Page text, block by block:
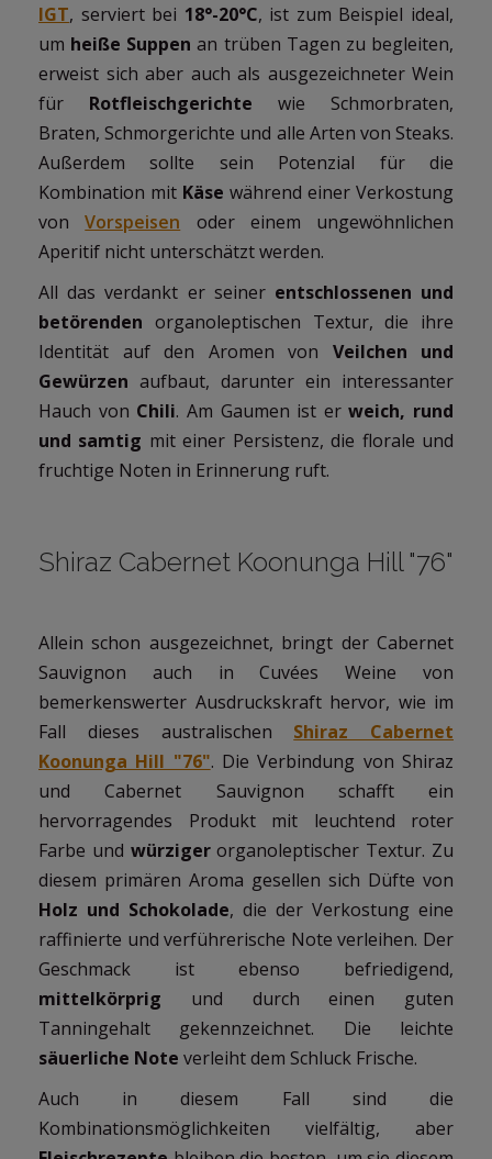
IGT, serviert bei 18°-20°C, ist zum Beispiel ideal,
um heiße Suppen an trüben Tagen zu begleiten,
erweist sich aber auch als ausgezeichneter Wein
für Rotfleischgerichte wie Schmorbraten,
Braten, Schmorgerichte und alle Arten von Steaks.
Außerdem sollte sein Potenzial für die
Kombination mit Käse während einer Verkostung
vonVorspeisen oder einem ungewöhnlichen
Aperitif nicht unterschätzt werden.
All das verdankt er seiner entschlossenen und
betörenden organoleptischen Textur, die ihre
Identität auf den Aromen von Veilchen und
Gewürzen aufbaut, darunter ein interessanter
Hauch von Chili. Am Gaumen ist erweich, rund
und samtig mit einer Persistenz, die florale und
fruchtige Noten in Erinnerung ruft.
Shiraz Cabernet Koonunga Hill "76"
Allein schon ausgezeichnet, bringt der Cabernet
Sauvignon auch in Cuvées Weine von
bemerkenswerter Ausdruckskraft hervor, wie im
Fall dieses australischen Shiraz Cabernet
Koonunga Hill "76". Die Verbindung von Shiraz
und Cabernet Sauvignon schafft ein
hervorragendes Produkt mit leuchtend roter
Farbe und würzigerorganoleptischer Textur. Zu
diesem primären Aroma gesellen sich Düfte von
Holz und Schokolade, die der Verkostung eine
raffinierte und verführerische Note verleihen. Der
Geschmack ist ebenso befriedigend,
mittelkörprig und durch einen guten
Tanningehalt gekennzeichnet. Die leichte
säuerliche Note verleiht dem Schluck Frische.
Auch in diesem Fall sind die
Kombinationsmöglichkeiten vielfältig, aber